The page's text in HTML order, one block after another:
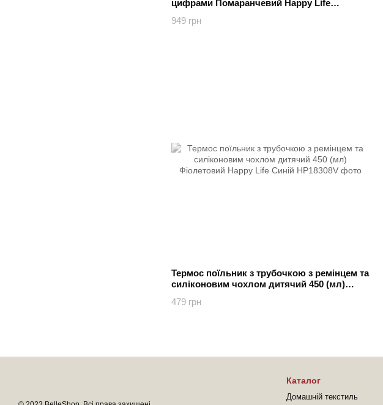
цифрами Помаранчевий Happy Life
949 грн
Термос поїльник з трубочкою з ремінцем та
силіконовим чохлом дитячий 450 (мл)
479 грн
Каталог
Домашній текстиль